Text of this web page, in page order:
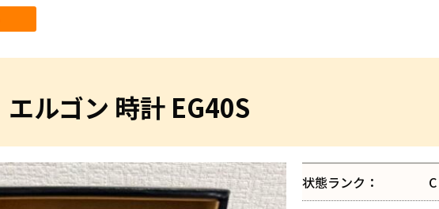
エルゴン 時計 EG40S
状態ランク：
C